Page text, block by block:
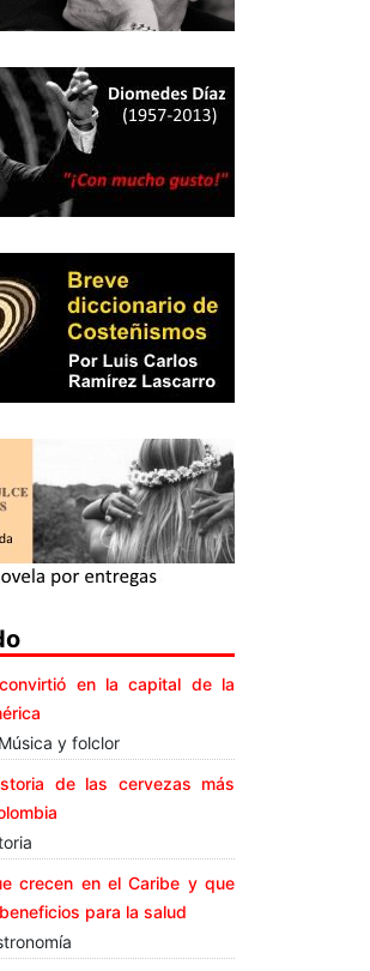
en la capital de la
y folclor
de las cervezas más
crecen en el Caribe y que
para la salud